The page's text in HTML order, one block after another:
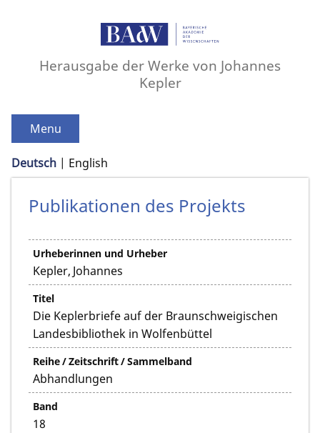
Herausgabe der Werke von Johannes
Kepler
Menu
Deutsch English
Publikationen des Projekts
Urheberinnen und Urheber
Kepler, Johannes
Titel
Die Keplerbriefe auf der Braunschweigischen
Landesbibliothek in Wolfenbüttel
Reihe / Zeitschrift / Sammelband
Abhandlungen
Band
18